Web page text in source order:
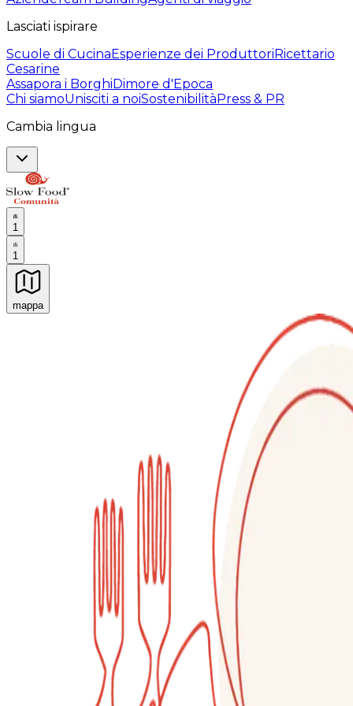
Lasciati ispirare
Scuole di CucinaEsperienze dei ProduttoriRicettario
Cesarine
Assapora i BorghiDimore d'Epoca
Chi siamoUnisciti a noiSostenibilitàPress & PR
Cambia lingua
1
1
mappa
Esperienze culinarie indimenticabili: Esperienze